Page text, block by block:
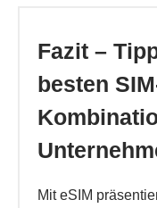
Fazit –
besten
Mit eSIM